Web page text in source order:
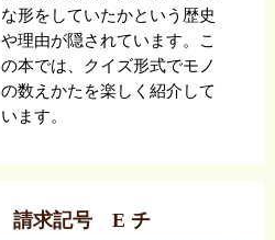
な形をしていたかという歴史
や理由が隠されています。こ
の本では、クイズ形式でモノ
の数えかたを楽しく紹介して
います。
請求記号 E チ